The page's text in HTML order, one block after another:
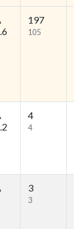
197
105
4
4
3
3